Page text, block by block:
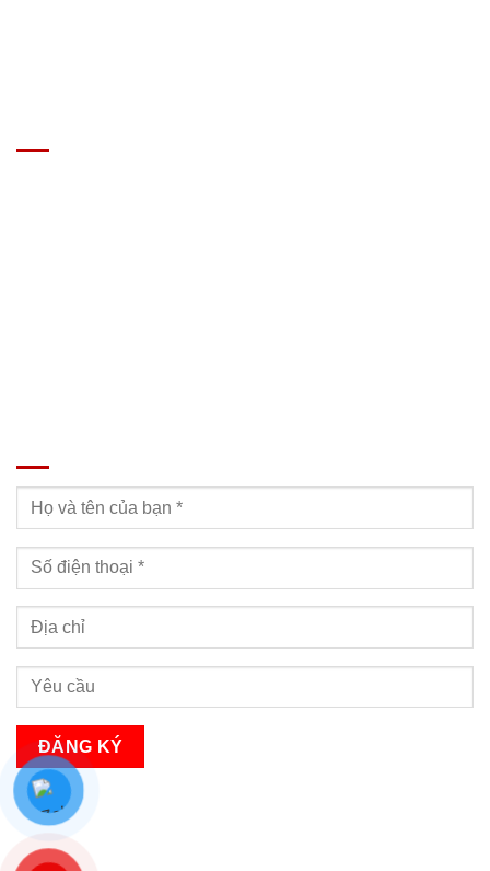
Bạn sẽ nhận được cuộc gọi tư vấn trong vòng 24h